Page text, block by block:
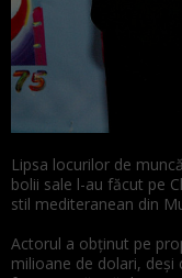
Lipsa locurilor de muncă
bolii sale l-au făcut pe
stil mediteranean din
Actorul a obţinut pe
milioane de dolari, deşi